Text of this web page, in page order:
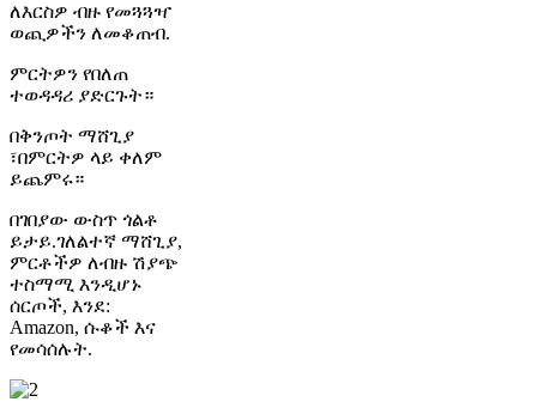
ለእርስዎ ብዙ የመጓጓዣ
ወጪዎችን ለመቆጠብ.
ምርትዎን የበለጠ
ተወዳዳሪ ያድርጉት።
በቅንጦት ማሸጊያ
፣በምርትዎ ላይ ቀለም
ይጨምሩ።
በገበያው ውስጥ ጎልቶ
ይታይ.ገለልተኛ ማሸጊያ,
ምርቶችዎ ለብዙ ሽያጭ
ተስማሚ እንዲሆኑ
ሰርጦች, እንደ:
Amazon, ሱቆች እና
የመሳሰሉት.